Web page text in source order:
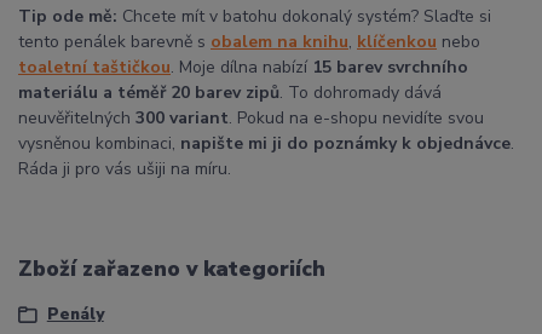
Tip ode mě: Chcete mít v batohu dokonalý systém? Slaďte si
tento penálek barevně s obalem na knihu, klíčenkou nebo
toaletní taštičkou. Moje dílna nabízí 15 barev svrchního
materiálu a téměř 20 barev zipů. To dohromady dává
neuvěřitelných 300 variant. Pokud na e-shopu nevidíte svou
vysněnou kombinaci, napište mi ji do poznámky k objednávce.
Ráda ji pro vás ušiji na míru.
Zboží zařazeno v kategoriích
Penály